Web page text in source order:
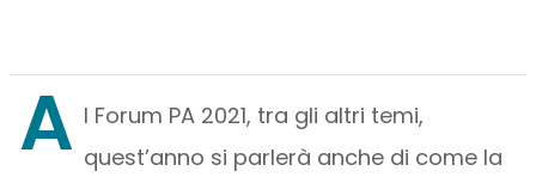
A l Forum PA 2021, tra gli altri temi,
quest’anno si parlerà anche di come la